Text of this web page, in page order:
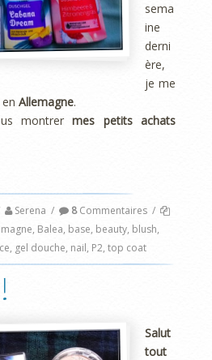
sema
ine
derni
ère,
je me
en Allemagne.
montrermes petits achats
Serena / 8Commentaires /
, Balea, base, beauty, blush,
, gel douche, nail, P2, top coat
Salut
tout